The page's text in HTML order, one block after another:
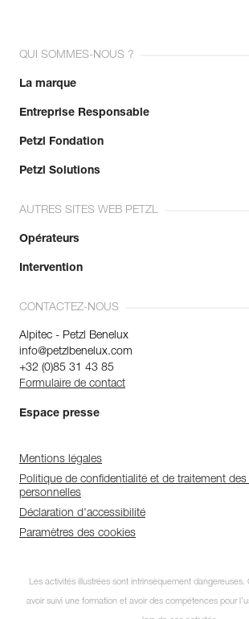
QUI SOMMES-NOUS ?
La marque
Entreprise Responsable
Petzl Fondation
Petzl Solutions
AUTRES SITES WEB PETZL
Opérateurs
Intervention
CONTACTEZ-NOUS
Alpitec - Petzl Benelux
info@petzlbenelux.com
+32 (0)85 31 43 85
Formulaire de contact
Espace presse
Mentions légales
Politique de confidentialité et de traitement
personnelles
Déclaration d'accessibilité
Paramètres des cookies
Les activités illustrées sont intrinsèquement dangereuses.
avoir suivi une formation et avoir des compétences pour